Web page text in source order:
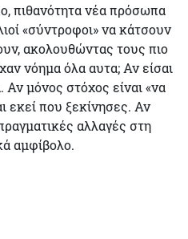
πιθανότητα νέα πρόσωπα
«σύντροφοι» να κάτσουν
ακολουθώντας τους πιο
νόημα όλα αυτα; Αν είσαι
μόνος στόχος είναι «να
εκεί που ξεκίνησες. Αν
αλλαγές στη
αμφίβολο.